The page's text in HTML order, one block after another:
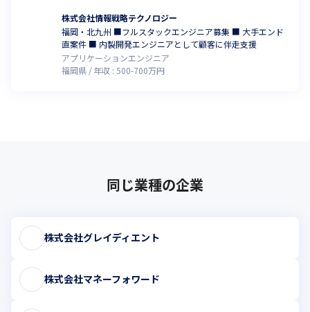
株式会社情報戦略テクノロジー
福岡・北九州 ■フルスタックエンジニア募集 ■ 大手エンド
直案件 ■ 内製開発エンジニアとして顧客に伴走支援
アプリケーションエンジニア
福岡県
年収 :500-700万円
同じ業種の企業
株式会社グレイディエント
株式会社マネーフォワード